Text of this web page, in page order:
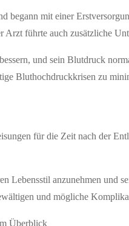
begann mit einer
führte auch zusätzliche
und sein Blutdruck
Bluthochdruckkrisen zu
für die Zeit nach der
Lebensstil anzunehmen
und mögliche